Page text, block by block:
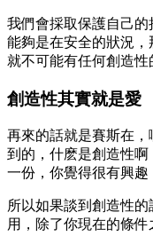
我們會採取保護自己的
能夠是在安全的狀況
就不可能有任何創造性
創造性其實就是愛
再來的話就是賽斯在
到的，什麽是創造性
一份，你覺得很有興趣
所以如果談到創造性
用，除了你現在的條件